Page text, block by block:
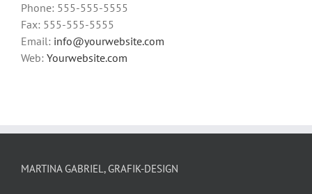
Phone: 555-555-5555
Fax: 555-555-5555
Email: info@yourwebsite.com
Web: Yourwebsite.com
MARTINA GABRIEL, GRAFIK-DESIGN